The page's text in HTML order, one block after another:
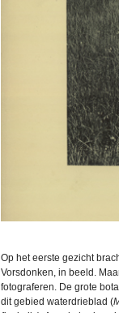
Op het eerste gezicht
Vorsdonken, in beeld.
fotograferen. De grote
dit gebied waterdrieblad (